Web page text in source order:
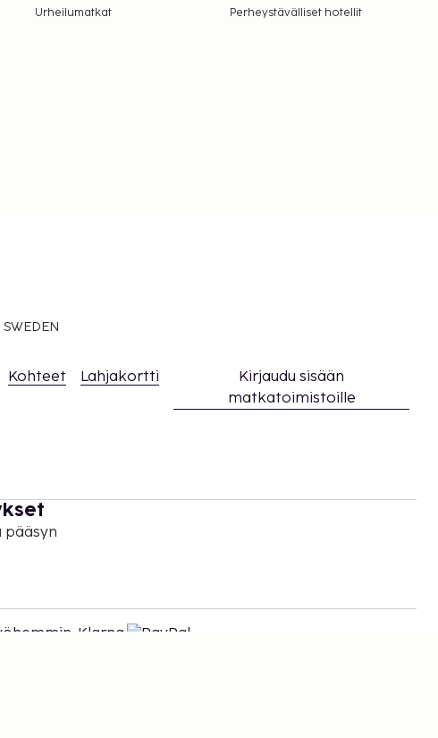
Urheilumatkat
Perheystävälliset hotellit
Kohteet Lahjakortti
Kirjaudu sisään
matkatoimistoille
pääsyn